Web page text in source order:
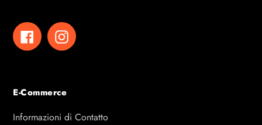
FacebookInstagram
E-Commerce
Informazioni di Contatto